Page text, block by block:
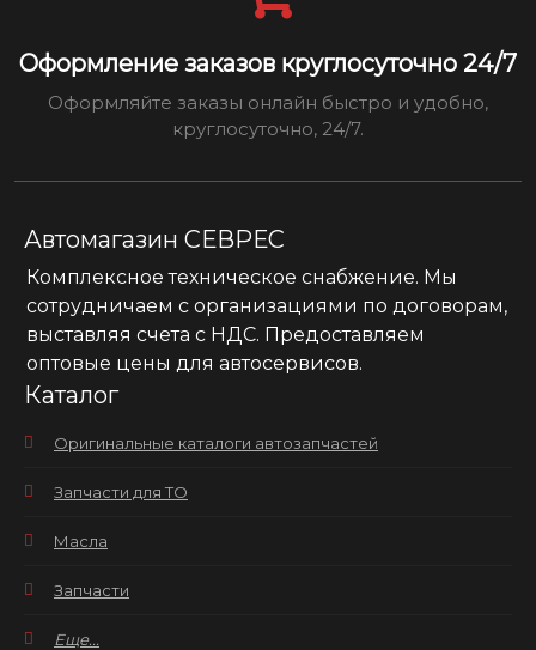
Оформление заказов круглосуточно 24/7
Оформляйте заказы онлайн быстро и удобно,
круглосуточно, 24/7.
Автомагазин СЕВРЕС
Комплексное техническое снабжение. Мы
сотрудничаем с организациями по договорам,
выставляя счета с НДС. Предоставляем
оптовые цены для автосервисов.
Каталог
Оригинальные каталоги автозапчастей
Запчасти для ТО
Масла
Запчасти
Еще...